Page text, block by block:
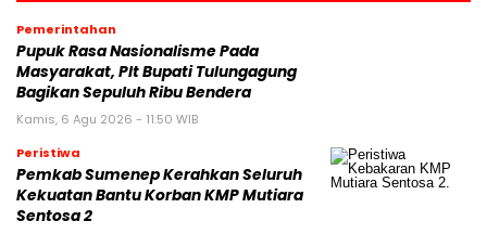
Pemerintahan
Pupuk Rasa Nasionalisme Pada
Masyarakat, Plt Bupati Tulungagung
Bagikan Sepuluh Ribu Bendera
Kamis, 6 Agu 2026 - 11:50 WIB
Peristiwa
Pemkab Sumenep Kerahkan Seluruh
Kekuatan Bantu Korban KMP Mutiara
Sentosa 2